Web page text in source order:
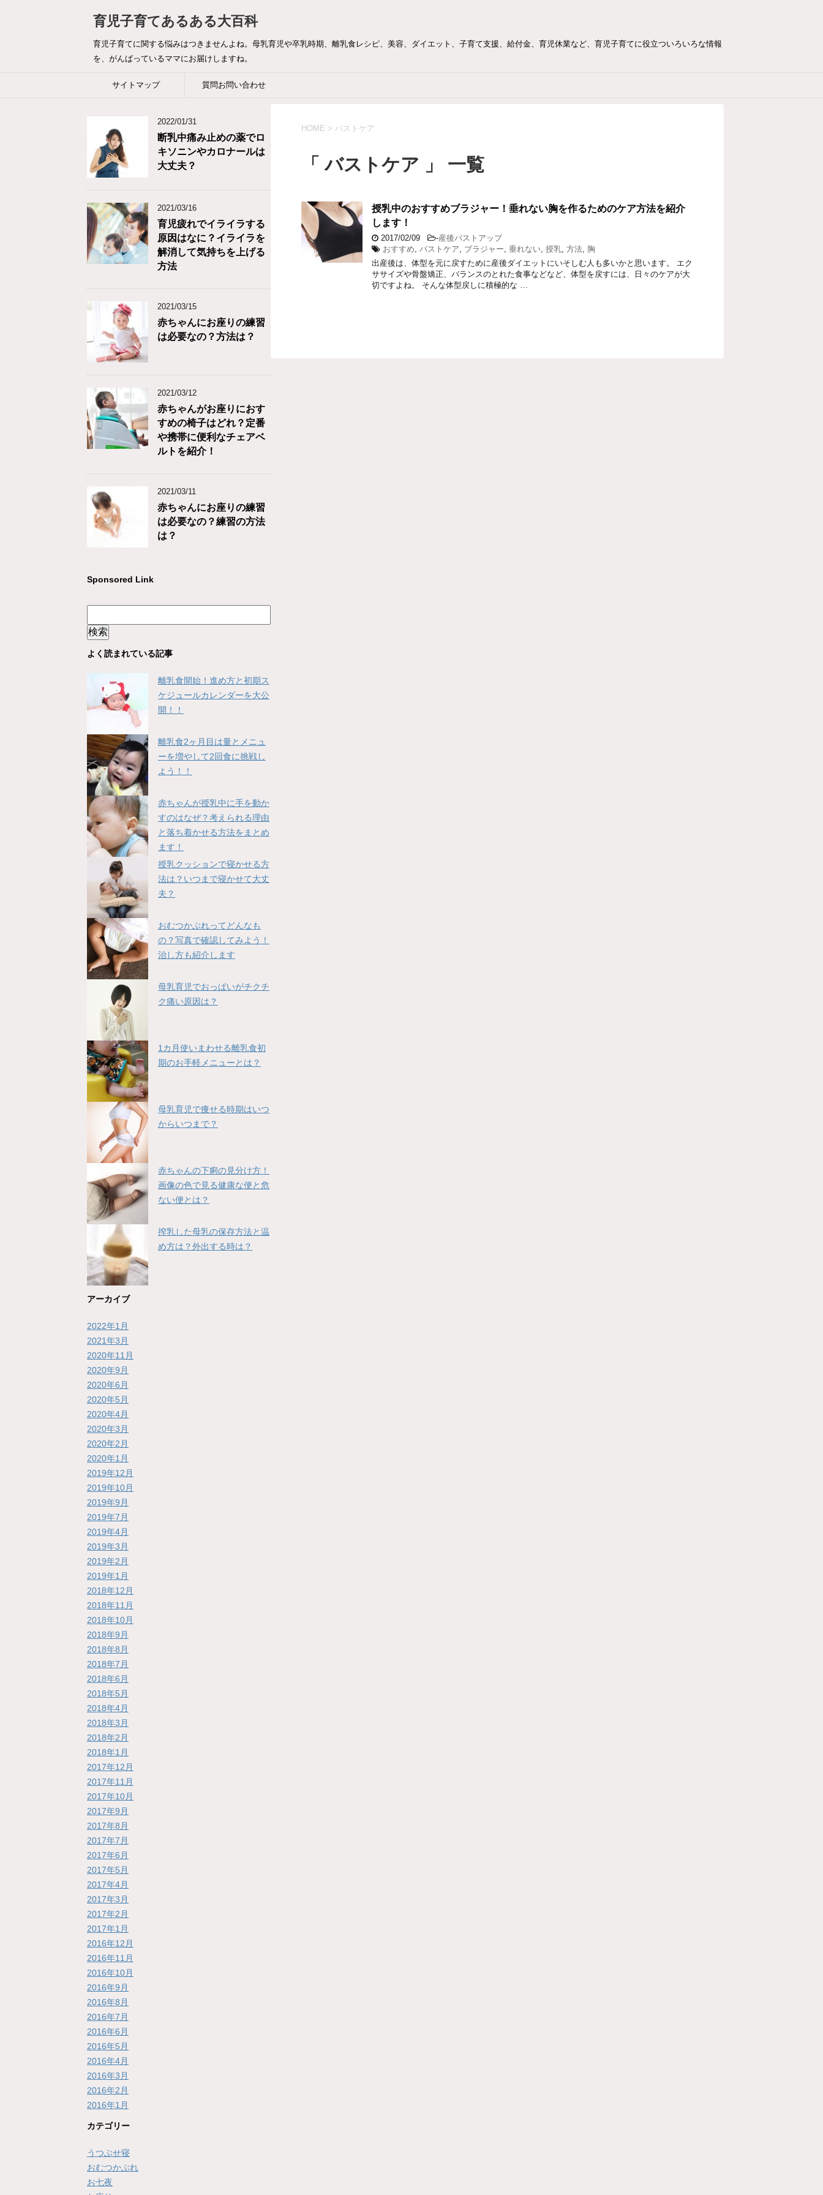
育児子育てあるある大百科
育児子育てに関する悩みはつきませんよね。母乳育児や卒乳時期、離乳食レシピ、美容、ダイエット、子育て支援、給付金、育児休業など、育児子育てに役立ついろいろな情報
を、がんばっているママにお届けしますね。
サイトマップ 質問お問い合わせ
HOME > バストケア
「 バストケア 」 一覧
授乳中のおすすめブラジャー！垂れない胸を作るためのケア方法を紹介
します！
2017/02/09 -産後バストアップ
おすすめ, バストケア, ブラジャー, 垂れない, 授乳, 方法, 胸
出産後は、体型を元に戻すために産後ダイエットにいそしむ人も多いかと思います。 エク
ササイズや骨盤矯正、バランスのとれた食事などなど、体型を戻すには、日々のケアが大
切ですよね。 そんな体型戻しに積極的な …
2022/01/31
断乳中痛み止めの薬でロ
キソニンやカロナールは
大丈夫？
2021/03/16
育児疲れでイライラする
原因はなに？イライラを
解消して気持ちを上げる
方法
2021/03/15
赤ちゃんにお座りの練習
は必要なの？方法は？
2021/03/12
赤ちゃんがお座りにおす
すめの椅子はどれ？定番
や携帯に便利なチェアベ
ルトを紹介！
2021/03/11
赤ちゃんにお座りの練習
は必要なの？練習の方法
は？
Sponsored Link
よく読まれている記事
離乳食開始！進め方と初期ス
ケジュールカレンダーを大公
開！！
離乳食2ヶ月目は量とメニュ
ーを増やして2回食に挑戦し
よう！！
赤ちゃんが授乳中に手を動か
すのはなぜ？考えられる理由
と落ち着かせる方法をまとめ
ます！
授乳クッションで寝かせる方
法は？いつまで寝かせて大丈
夫？
おむつかぶれってどんなも
の？写真で確認してみよう！
治し方も紹介します
母乳育児でおっぱいがチクチ
ク痛い原因は？
1カ月使いまわせる離乳食初
期のお手軽メニューとは？
母乳育児で痩せる時期はいつ
からいつまで？
赤ちゃんの下痢の見分け方！
画像の色で見る健康な便と危
ない便とは？
搾乳した母乳の保存方法と温
め方は？外出する時は？
アーカイブ
2022年1月
2021年3月
2020年11月
2020年9月
2020年6月
2020年5月
2020年4月
2020年3月
2020年2月
2020年1月
2019年12月
2019年10月
2019年9月
2019年7月
2019年4月
2019年3月
2019年2月
2019年1月
2018年12月
2018年11月
2018年10月
2018年9月
2018年8月
2018年7月
2018年6月
2018年5月
2018年4月
2018年3月
2018年2月
2018年1月
2017年12月
2017年11月
2017年10月
2017年9月
2017年8月
2017年7月
2017年6月
2017年5月
2017年4月
2017年3月
2017年2月
2017年1月
2016年12月
2016年11月
2016年10月
2016年9月
2016年8月
2016年7月
2016年6月
2016年5月
2016年4月
2016年3月
2016年2月
2016年1月
カテゴリー
うつぶせ寝
おむつかぶれ
お七夜